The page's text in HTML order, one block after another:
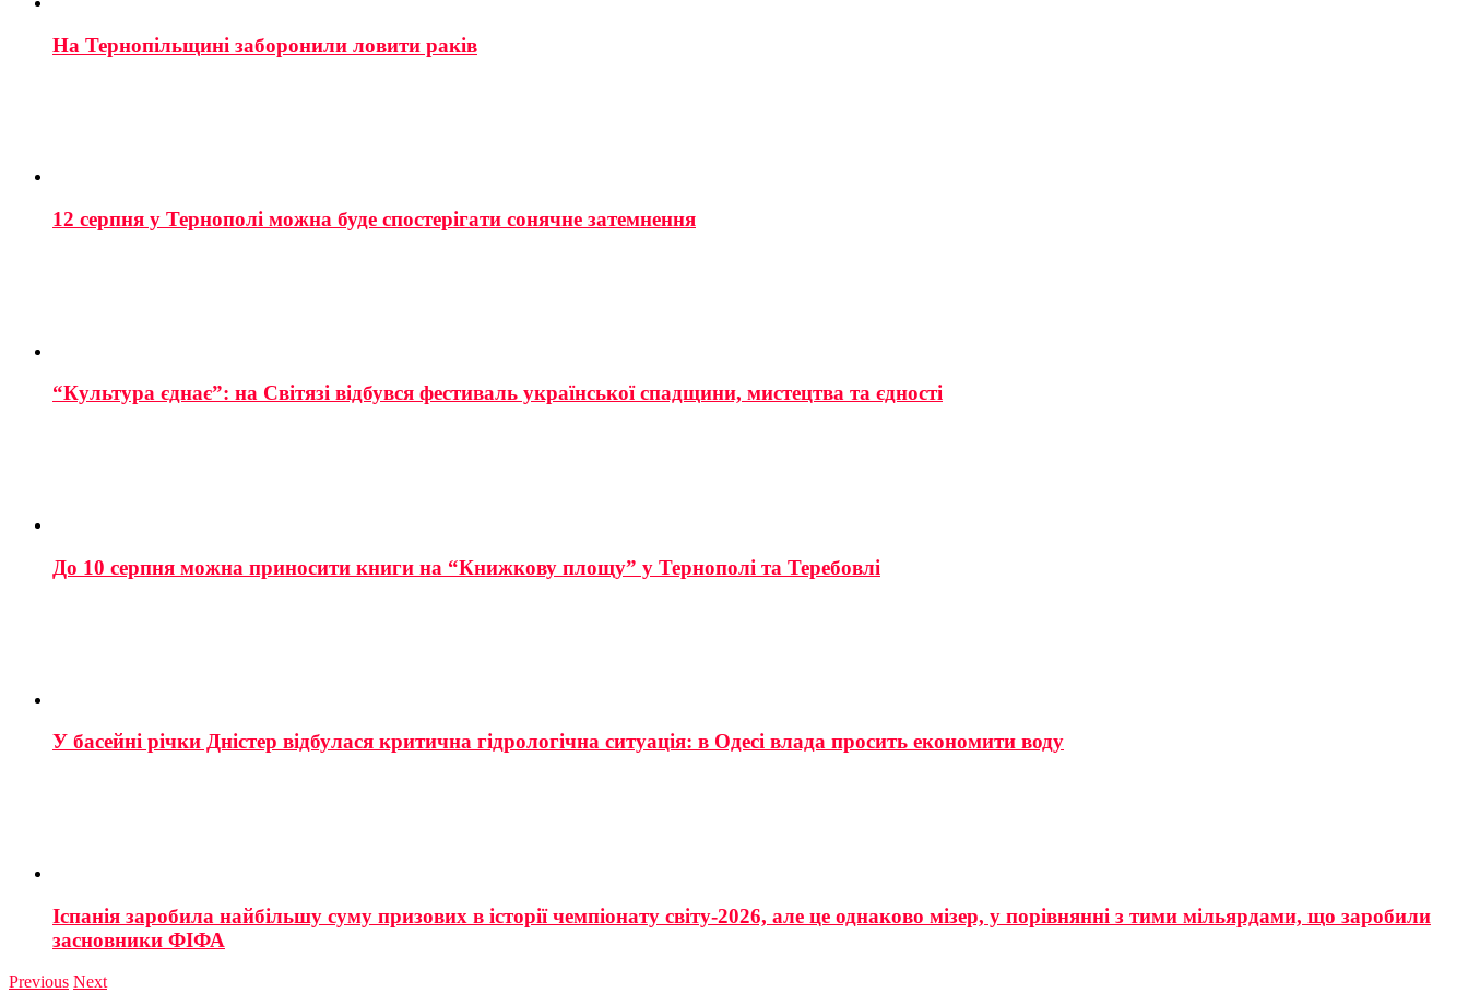
На Тернопільщині заборонили ловити раків
12 серпня у Тернополі можна буде спостерігати сонячне затемнення
“Культура єднає”: на Світязі відбувся фестиваль української спадщини, мистецтва та єдності
До 10 серпня можна приносити книги на “Книжкову площу” у Тернополі та Теребовлі
У басейні річки Дністер відбулася критична гідрологічна ситуація: в Одесі влада просить економити воду
Іспанія заробила найбільшу суму призових в історії чемпіонату світу-2026, але це однаково мізер, у порівнянні з тими мільярдами, що заробили
засновники ФІФА
Previous Next